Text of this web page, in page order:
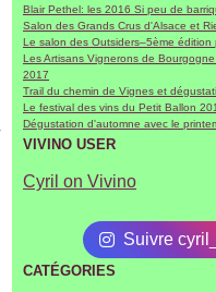
Blair Pethel: les 2016 Si peu de
Salon des Grands Crus d'Alsace et
Le salon des Outsiders–5ème édition
Les Artisans Vignerons de
2017
Trail du chemin de Vignes et
Le festival des vins du Petit Ballon
Dégustation d'automne avec le
VIVINO USER
Cyril on Vivino
Suivre
CATÉGORIES